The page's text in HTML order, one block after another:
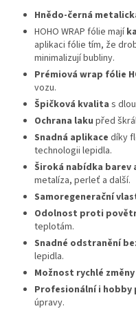
Hnědo-černá
HOHO WRAP fólie mají
aplikaci fólie tím, že
minimalizují bubliny.
Prémiová wrap fólie
vozu.
Špičková kvalita s
Ochrana laku před
Snadná aplikace díky
technologii lepidla.
Široká nabídka barev
metalíza, perleť a další.
Samoregenerační
Odolnost proti
teplotám.
Snadné odstranění
lepidla.
Možnost rychlé
Profesionální i
úpravy.